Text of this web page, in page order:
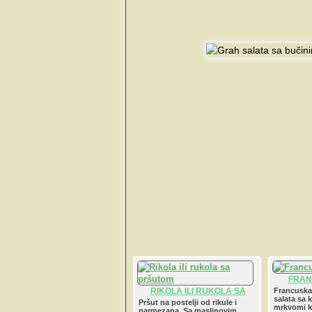
RIKOLA ILI RUKOLA SA
PRŠUTOM
Pršut na postelji od rikule i
salata sa
mrkvomi